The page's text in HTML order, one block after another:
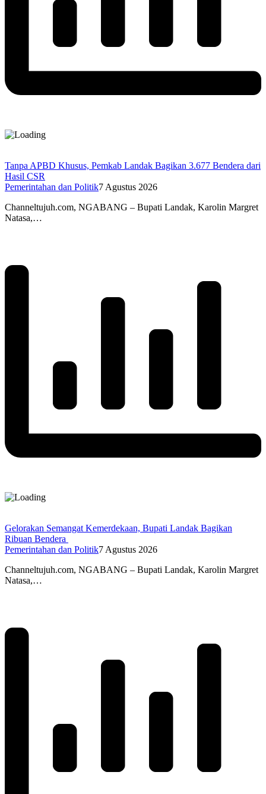
Tanpa APBD Khusus, Pemkab Landak Bagikan 3.677 Bendera dari
Hasil CSR
Pemerintahan dan Politik7 Agustus 2026
Channeltujuh.com, NGABANG – Bupati Landak, Karolin Margret
Natasa,…
Gelorakan Semangat Kemerdekaan, Bupati Landak Bagikan
Ribuan Bendera
Pemerintahan dan Politik7 Agustus 2026
Channeltujuh.com, NGABANG – Bupati Landak, Karolin Margret
Natasa,…